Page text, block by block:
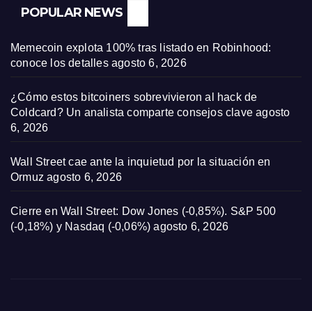
POPULAR NEWS
Memecoin explota 100% tras listado en Robinhood:
conoce los detalles agosto 6, 2026
¿Cómo estos bitcoiners sobrevivieron al hack de
Coldcard? Un analista comparte consejos clave agosto
6, 2026
Wall Street cae ante la inquietud por la situación en
Ormuz agosto 6, 2026
Cierre en Wall Street: Dow Jones (-0,85%). S&P 500
(-0,18%) y Nasdaq (-0,06%) agosto 6, 2026